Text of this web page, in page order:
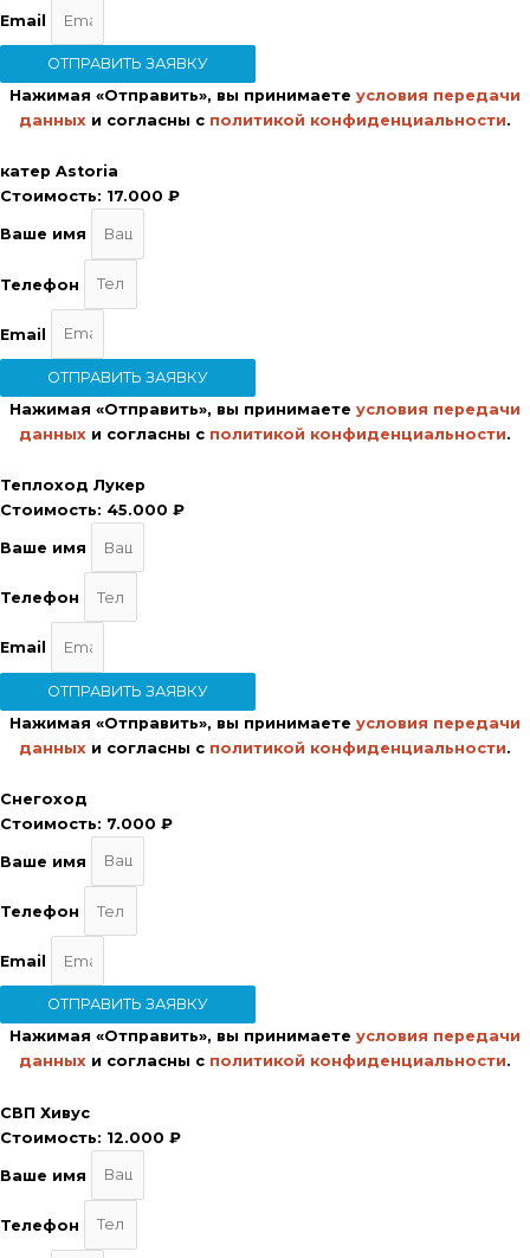
Email
ОТПРАВИТЬ ЗАЯВКУ
Нажимая «Отправить», вы принимаете условия передачи
данных и согласны с политикой конфиденциальности.
катер Astoria
Стоимость: 17.000 ₽
Ваше имя
Телефон
Email
ОТПРАВИТЬ ЗАЯВКУ
Нажимая «Отправить», вы принимаете условия передачи
данных и согласны с политикой конфиденциальности.
Теплоход Лукер
Стоимость: 45.000 ₽
Ваше имя
Телефон
Email
ОТПРАВИТЬ ЗАЯВКУ
Нажимая «Отправить», вы принимаете условия передачи
данных и согласны с политикой конфиденциальности.
Снегоход
Стоимость: 7.000 ₽
Ваше имя
Телефон
Email
ОТПРАВИТЬ ЗАЯВКУ
Нажимая «Отправить», вы принимаете условия передачи
данных и согласны с политикой конфиденциальности.
СВП Хивус
Стоимость: 12.000 ₽
Ваше имя
Телефон